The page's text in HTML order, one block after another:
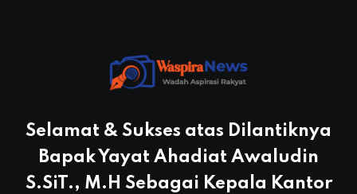
Selamat & Sukses atas Dilantiknya
Bapak Yayat Ahadiat Awaludin
S.SiT., M.H Sebagai Kepala Kantor